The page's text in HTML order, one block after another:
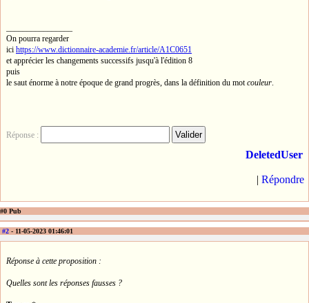
On pourra regarder
ici https://www.dictionnaire-academie.fr/article/A1C0651
et apprécier les changements successifs jusqu'à l'édition 8
puis
le saut énorme à notre époque de grand progrès, dans la définition du mot couleur
Réponse :
DeletedUser
| Répondre
#0 Pub
#2 - 11-05-2023 01:46:01
Réponse à cette proposition :
Quelles sont les réponses fausses ?